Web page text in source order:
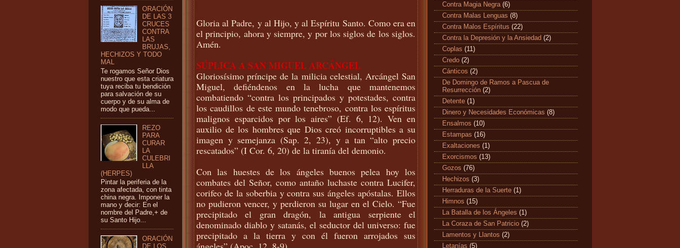
ORACIÓN
DE LAS 3
CRUCES
CONTRA
LAS
BRUJAS,
HECHIZOS Y TODO
MAL
Te rogamos Señor Dios
nuestro que esta criatura
tuya reciba tu bendición
para salvación de su
cuerpo y de su alma de
modo que pueda...
REZO
PARA
CURAR
LA
CULEBRI
LLA
(HERPES)
Pintar la periferia de la
zona afectada, con tinta
china negra. Imponer la
mano y decir: En el
nombre del Padre,+ de
su Santo Hijo...
ORACIÓN
DE LOS
Gloria al Padre, y al Hijo, y al Espíritu Santo. Como era en
el principio, ahora y siempre, y por los siglos de los siglos.
Amén.
SÚPLICA A SAN MIGUEL ARCÁNGEL
Gloriosísimo príncipe de la milicia celestial, Arcángel San
Miguel, defiéndenos en la lucha que mantenemos
combatiendo “contra los principados y potestades, contra
los caudillos de este mundo tenebroso, contra los espíritus
malignos esparcidos por los aires” (Ef. 6, 12). Ven en
auxilio de los hombres que Dios creó incorruptibles a su
imagen y semejanza (Sap. 2, 23), y a tan “alto precio
rescatados” (I Cor. 6, 20) de la tiranía del demonio.
Con las huestes de los ángeles buenos pelea hoy los
combates del Señor, como antaño luchaste contra Lucifer,
corifeo de la soberbia y contra sus ángeles apóstalas. Ellos
no pudieron vencer, y perdieron su lugar en el Cielo. “Fue
precipitado el gran dragón, la antigua serpiente el
denominado diablo y satanás, el seductor del universo: fue
precipitado a la tierra y con él fueron arrojados sus
Contra Magia Negra (6)
Contra Malas Lenguas (8)
Contra Malos Espíritus (22)
Contra la Depresión y la Ansiedad (2)
Coplas (11)
Credo (2)
Cánticos (2)
De Domingo de Ramos a Pascua de
Resurrección (2)
Detente (1)
Dinero y Necesidades Económicas (8)
Ensalmos (10)
Estampas (16)
Exaltaciones (1)
Exorcismos (13)
Gozos (76)
Hechizos (3)
Herraduras de la Suerte (1)
Himnos (15)
La Batalla de los Ángeles (1)
La Coraza de San Patricio (2)
Lamentos y Llantos (2)
Letanías (5)